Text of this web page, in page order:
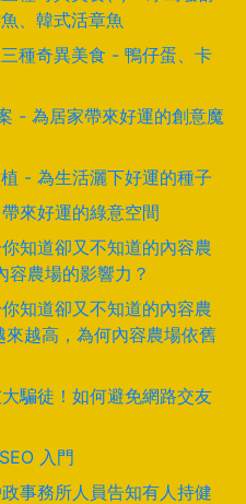
、韓式活章魚
種奇異美食 - 鴨仔蛋、卡
- 為居家帶來好運的創意魔
- 為生活灑下好運的種子
來好運的綠意空間
知道卻又不知道的內容農
容農場的影響力？
知道卻又不知道的內容農
來越高，為何內容農場依舊
騙徒！如何避免網路交友
入門
事務所人員告知有人持健